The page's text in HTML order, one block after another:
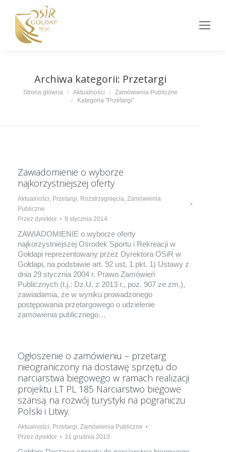
Archiwa kategorii: Przetargi
Jesteś tutaj:Strona główna Aktualności
Zamówienia Publiczne
Kategoria "Przetargi"
Zawiadomienie o wyborze
najkorzystniejszej oferty
Aktualności, Przetargi, Rozstrzygnięcia, Zamówienia
Publiczne
Przez dyrektor 9 stycznia 2014
ZAWIADOMIENIE o wyborze oferty
najkorzystniejszej Ośrodek Sportu i Rekreacji w
Gołdapi reprezentowany przez Dyrektora OSiR w
Gołdapi, na podstawie art. 92 ust. 1 pkt. 1) Ustawy z
dnia 29 stycznia 2004 r. Prawo Zamówień
Publicznych (t.j.: Dz.U. z 2013 r., poz. 907 ze zm.),
zawiadamia, że w wyniku prowadzonego
postępowania przetargowego o udzielenie
zamówienia publicznego…
Ogłoszenie o zamówieniu – przetarg
nieograniczony na dostawę sprzętu do
narciarstwa biegowego w ramach realizacji
projektu LT PL 185 Narciarstwo biegowe
szansą na rozwój turystyki na pograniczu
Polski i Litwy.
Aktualności, Przetargi, Zamówienia Publiczne
Przez dyrektor 31 grudnia 2013